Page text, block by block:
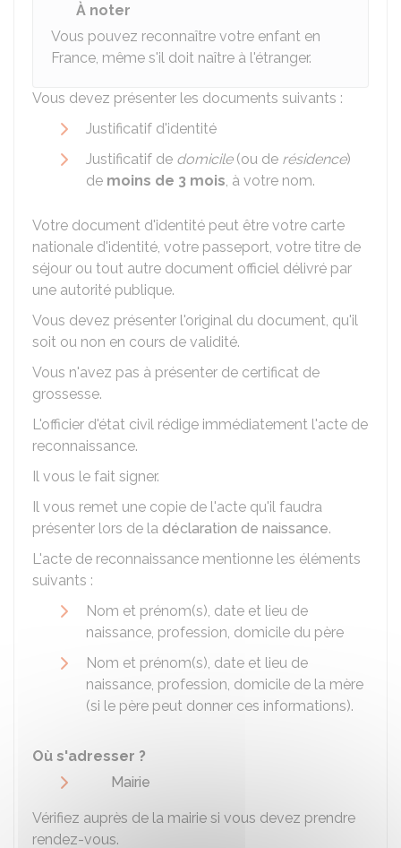
À noter
Vous pouvez reconnaître votre enfant en
France, même s'il doit naître à l'étranger.
Vous devez présenter les documents suivants :
Justificatif d'identité
Justificatif de domicile(ou de résidence)
de moins de 3 mois, à votre nom.
Votre document d'identité peut être votre carte
nationale d'identité, votre passeport, votre titre de
séjour ou tout autre document officiel délivré par
une autorité publique.
Vous devez présenter l'original du document, qu'il
soit ou non en cours de validité.
Vous n'avez pas à présenter de certificat de
grossesse.
L'officier d'état civil rédige immédiatement l'acte de
reconnaissance.
Il vous le fait signer.
Il vous remet une copie de l'acte qu'il faudra
présenter lors de la déclaration de naissance.
L'acte de reconnaissance mentionne les éléments
suivants :
Nom et prénom(s), date et lieu de
naissance, profession, domicile du père
Nom et prénom(s), date et lieu de
naissance, profession, domicile de la mère
(si le père peut donner ces informations).
Où s'adresser ?
Mairie
Vérifiez auprès de la mairie si vous devez prendre
rendez-vous.